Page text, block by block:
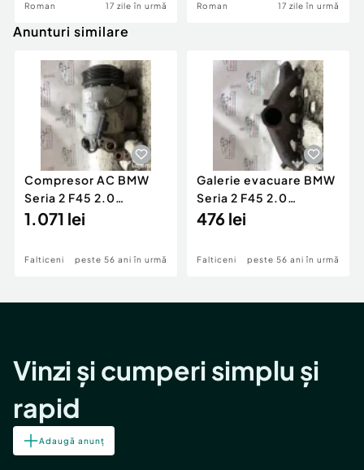
Roman 17 zile în urmă Roman 17 zile în urmă
Anunturi similare
Compresor AC BMW
Seria 2 F45 2.0
Motorina 2016
1.071 lei
Falticeni peste 56 ani în urmă
Galerie evacuare BMW
Seria 2 F45 2.0
Motorina 2016
476 lei
Falticeni peste 56 ani în urmă
Vinzi și cumperi simplu și
rapid
Adaugă anunț